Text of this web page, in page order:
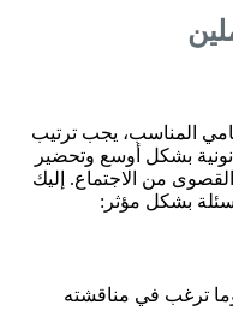
المناسب، يجب ترتيب
بشكل أوسع وتحضير
من الاجتماع. إليك
بشكل مؤثر:
ترغب في مناقشته